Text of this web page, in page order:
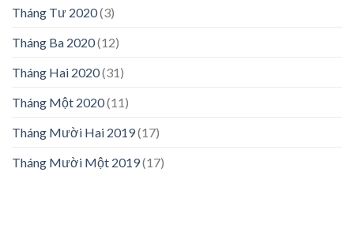
Tháng Tư 2020(3)
Tháng Ba 2020(12)
Tháng Hai 2020(31)
Tháng Một 2020(11)
Tháng Mười Hai 2019(17)
Tháng Mười Một 2019(17)